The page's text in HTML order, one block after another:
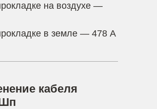
на воздухе —
в земле — 478 А
кабеля